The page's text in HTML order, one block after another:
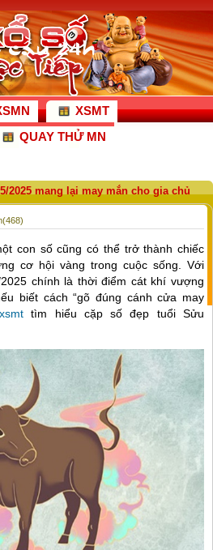
XSMT
QUAY THỬ MN
2025 mang lại may mắn cho gia chủ
con số cũng có thể trở thành chiếc
cơ hội vàng trong cuộc sống. Với
chính là thời điểm cát khí vượng
biết cách “gõ đúng cánh cửa may
xsmt tìm hiểu cặp số đẹp tuổi Sửu